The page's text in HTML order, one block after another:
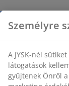
Értékelések
( 9)
Kiszállítás